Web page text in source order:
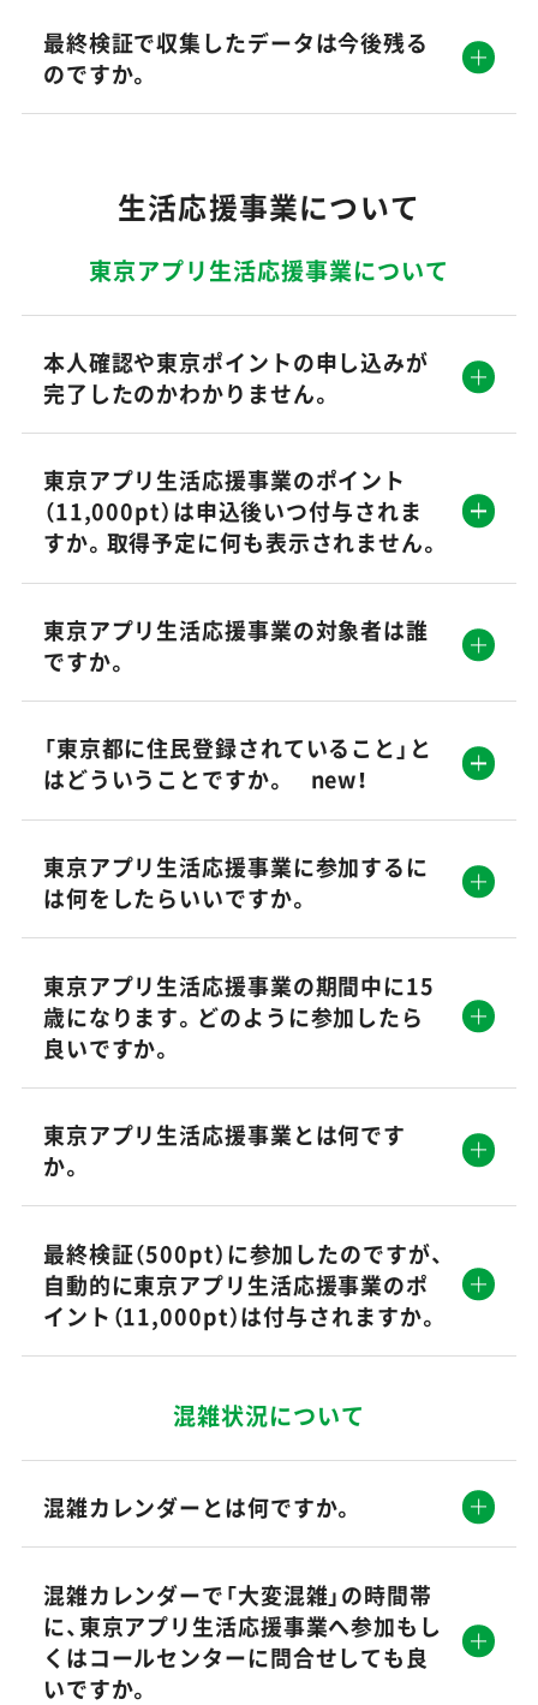
最終検証で収集したデータは今後残る
のですか。
生活応援事業について
東京アプリ生活応援事業について
本人確認や東京ポイントの申し込みが
完了したのかわかりません。
東京アプリ生活応援事業のポイント
（11,000pt）は申込後いつ付与されま
すか。取得予定に何も表示されません。
東京アプリ生活応援事業の対象者は誰
ですか。
「東京都に住民登録されていること」と
はどういうことですか。 new！
東京アプリ生活応援事業に参加するに
は何をしたらいいですか。
東京アプリ生活応援事業の期間中に15
歳になります。どのように参加したら
良いですか。
東京アプリ生活応援事業とは何です
か。
最終検証（500pt）に参加したのですが、
自動的に東京アプリ生活応援事業のポ
イント（11,000pt）は付与されますか。
混雑状況について
混雑カレンダーとは何ですか。
混雑カレンダーで「大変混雑」の時間帯
に、東京アプリ生活応援事業へ参加もし
くはコールセンターに問合せしても良
いですか。